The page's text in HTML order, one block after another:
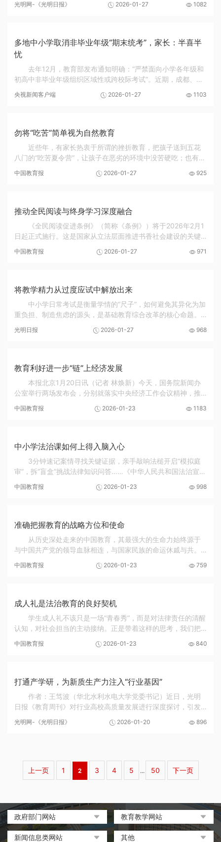
梗，会使语言失去多样性和层次性，导致学生...
光明网-《光明日报》 2026-01-27 1082
多地中小学取消非毕业年级“期末统考”，家长：半喜半
忧
去年12月，教育部发布通知明确：“严禁面向小学各年级和
初高中非毕业年级组织区域性或跨校际考试”。近期，成都、青
性或跨校际“期末统考”，改由学校自主组...
央视新闻客户端 2026-01-27 1103
勿将“吃苦”简单视为自然教育
近些年，有家长热衷于所谓的挫折教育，把孩子送到五花
八门的“吃苦夏令营”，让孩子在恶劣的环境中没苦硬吃；也有家
现代社会彻底隔绝、回归原始状态的...
中国教育报 2026-01-27 925
推动全民阅读与终身学习深度融合
《全民阅读促进条例》（简称《条例》）将于2026年2月1
日起正式施行。这是国家从立法层面推进书香社会建设的关键
社会文明程度、推动社会主义文化强国建设具有...
中国教育报 2026-01-27 971
将教学精力从过度应试中解放出来
中小学日常考试是衡量学情的“尺子”，如何避免其异化为加
重负担、制造焦虑的源头，是基础教育综合改革的核心命题。
同频共振，经历了从外在规范到内涵建设，...
光明日报 2026-01-27 968
教育利好进一步“链”上经济发展
本报北京1月20日讯（记者 林焕新）今天，国务院新闻办
公室举行两场发布会，分别就落实中央经济工作会议精神，推
推动经济社会高质量发展有关情况作介绍。...
中国教育报 2026-01-23 1183
中小学法治课如何上得入脑入心
3分钟速记案情寻找关键证据，亲手敲响法槌开启“模拟庭
审”，拆“盲盒”挑战法律知识问答……《中华人民共和国法治宣传
市海淀区，各中小学的法治课授课模式...
中国教育报 2026-01-23 998
准确把握教育的战略方位和使命
从历史深处走来的中国教育，其最强大的生命力始终源于
与中国共产党的领导血脉相连，与国家民族的命运休戚与共。
全面施工、攻坚克难的新阶段“教育兴则国家兴...
中国教育报 2026-01-23 759
成人礼是法治教育的良好契机
学生成人礼不该只是一场“青春秀”，而是对法律责任的清醒
认知，对社会担当的主动接纳。正是带着这样的思考，我们把
成人，意味着要对自己的行为负责。以...
中国教育报 2026-01-23 840
打通产学研，为新质生产力注入“行业基因”
作者：王笃波（华北水利水电大学党委书记）近日，光明
日报《教育周刊》对行业高校高质量发展进行深度探讨，引发
展，新质生产力正在成为推动高质量发展的核心...
光明网-《光明日报》 2026-01-20 896
上一页 1 2 3 4 5 ... 50 下一页
政府部门网站
中国政府网
教育教学网站
教育部政府门户网站
新闻信息类网站 其他